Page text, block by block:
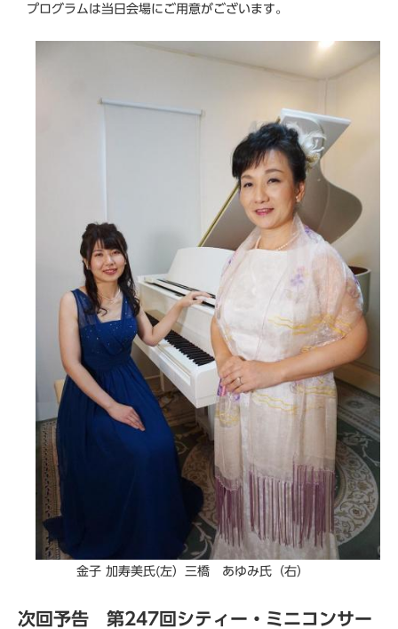
プログラムは当日会場にご用意がございます。
金子 加寿美氏(左）三橋 あゆみ氏（右）
次回予告 第247回シティー・ミニコンサー